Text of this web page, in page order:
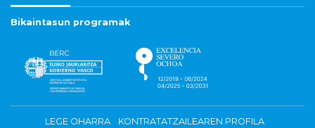
Bikaintasun programak
LEGE OHARRA KONTRATATZAILEAREN PROFILA